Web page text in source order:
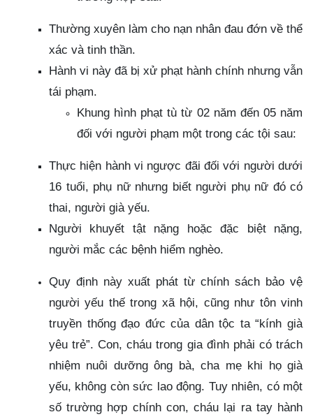
Thường xuyên làm cho nạn nhân đau đớn về thể
xác và tinh thần.
Hành vi này đã bị xử phạt hành chính nhưng vẫn
tái phạm.
Khung hình phạt tù từ 02 năm đến 05 năm
đối với người phạm một trong các tội sau:
Thực hiện hành vi ngược đãi đối với người dưới
16 tuổi, phụ nữ nhưng biết người phụ nữ đó có
thai, người già yếu.
Người khuyết tật nặng hoặc đặc biệt nặng,
người mắc các bệnh hiểm nghèo.
Quy định này xuất phát từ chính sách bảo vệ
người yếu thế trong xã hội, cũng như tôn vinh
truyền thống đạo đức của dân tộc ta “kính già
yêu trẻ”. Con, cháu trong gia đình phải có trách
nhiệm nuôi dưỡng ông bà, cha mẹ khi họ già
yếu, không còn sức lao động. Tuy nhiên, có một
số trường hợp chính con, cháu lại ra tay hành